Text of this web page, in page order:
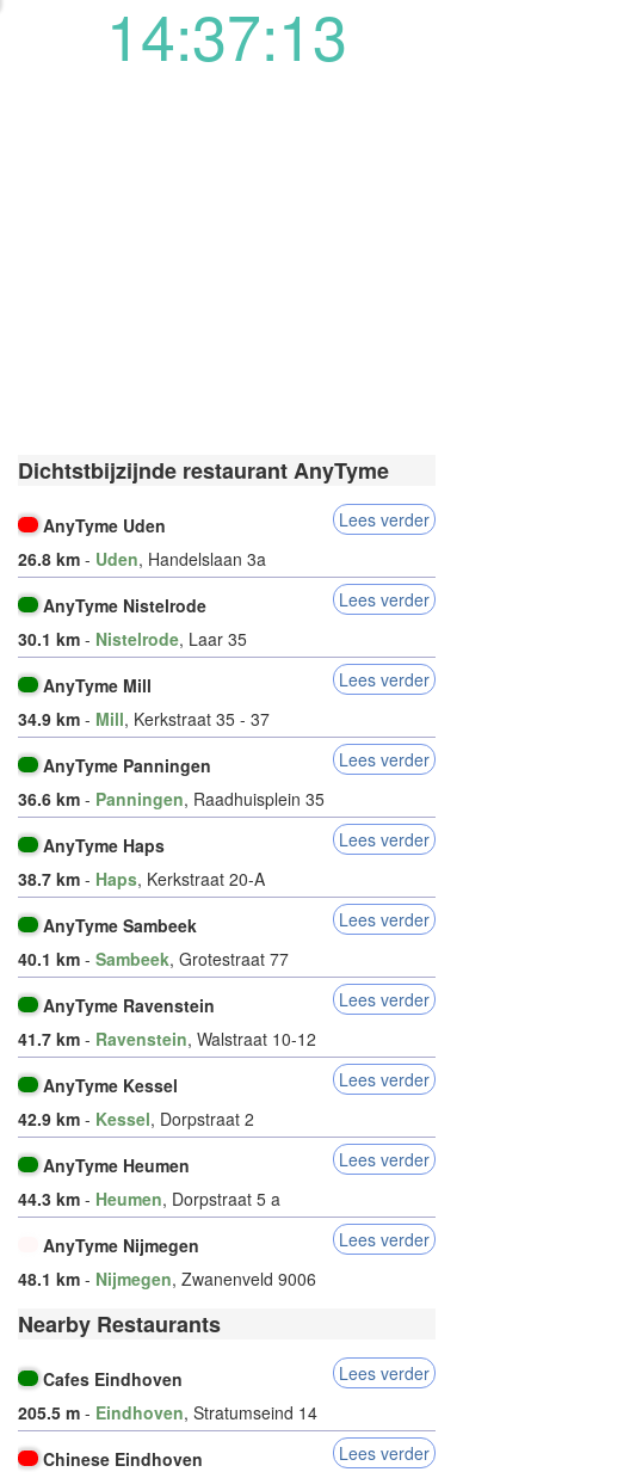
14:37:13
Dichtstbijzijnde restaurant AnyTyme
AnyTyme Uden
Lees verder
26.8 km - Uden, Handelslaan 3a
AnyTyme Nistelrode
Lees verder
30.1 km - Nistelrode, Laar 35
AnyTyme Mill
Lees verder
34.9 km - Mill, Kerkstraat 35 - 37
AnyTyme Panningen
Lees verder
36.6 km - Panningen, Raadhuisplein 35
AnyTyme Haps
Lees verder
38.7 km - Haps, Kerkstraat 20-A
AnyTyme Sambeek
Lees verder
40.1 km - Sambeek, Grotestraat 77
AnyTyme Ravenstein
Lees verder
41.7 km - Ravenstein, Walstraat 10-12
AnyTyme Kessel
Lees verder
42.9 km - Kessel, Dorpstraat 2
AnyTyme Heumen
Lees verder
44.3 km - Heumen, Dorpstraat 5 a
AnyTyme Nijmegen
Lees verder
48.1 km - Nijmegen, Zwanenveld 9006
Nearby Restaurants
Cafes Eindhoven
Lees verder
205.5 m - Eindhoven, Stratumseind 14
Chinese Eindhoven
Lees verder